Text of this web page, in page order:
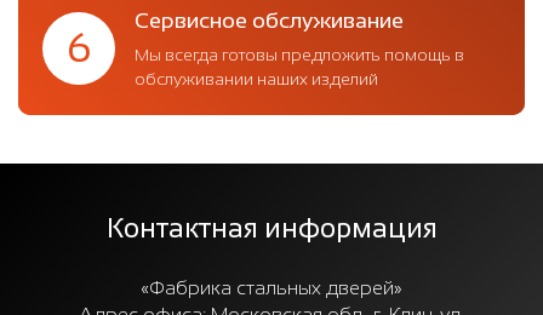
6
Сервисное обслуживание
Мы всегда готовы предложить помощь в
обслуживании наших изделий
Контактная информация
«Фабрика стальных дверей»